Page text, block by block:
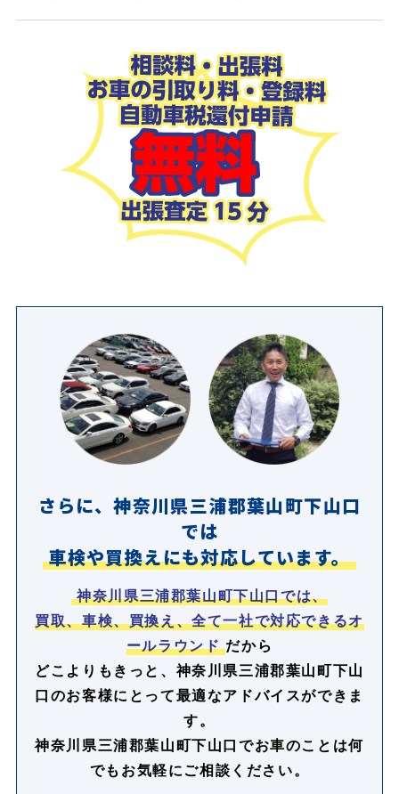
さらに、神奈川県三浦郡葉山町下山口
では
車検や買換えにも対応しています。
神奈川県三浦郡葉山町下山口では、
買取、車検、買換え、全て一社で対応できるオ
ールラウンド だから
どこよりもきっと、神奈川県三浦郡葉山町下山
口のお客様にとって最適なアドバイスができま
す。
神奈川県三浦郡葉山町下山口でお車のことは何
でもお気軽にご相談ください。